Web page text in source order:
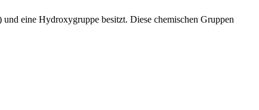
eine Hydroxygruppe besitzt. Diese chemischen Gruppen